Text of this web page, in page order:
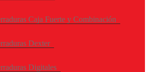
Caja Fuerte y Combinación
Dexter
Digitales